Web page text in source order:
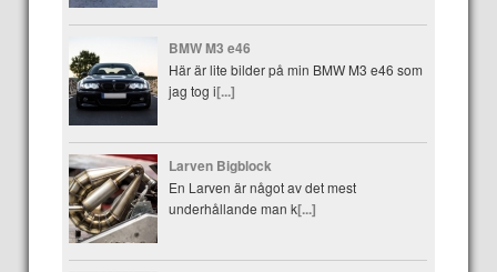
BMW M3 e46
Här är lite bilder på min BMW M3 e46 som
jag tog i[...]
Larven Bigblock
En Larven är något av det mest
underhållande man k[...]